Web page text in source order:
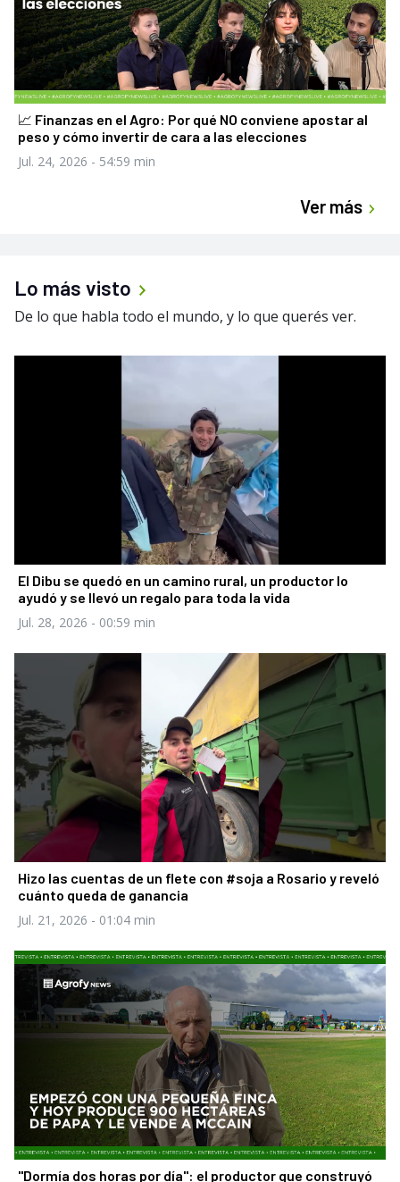
📈 Finanzas en el Agro: Por qué NO conviene apostar al
peso y cómo invertir de cara a las elecciones
Jul. 24, 2026 - 54:59 min
Ver más
Lo más visto
De lo que habla todo el mundo, y lo que querés ver.
El Dibu se quedó en un camino rural, un productor lo
ayudó y se llevó un regalo para toda la vida
Jul. 28, 2026 - 00:59 min
Hizo las cuentas de un flete con #soja a Rosario y reveló
cuánto queda de ganancia
Jul. 21, 2026 - 01:04 min
"Dormía dos horas por día": el productor que construyó